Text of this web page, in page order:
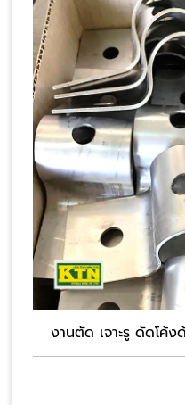
งานตัด เจาะรู ดัดโค้